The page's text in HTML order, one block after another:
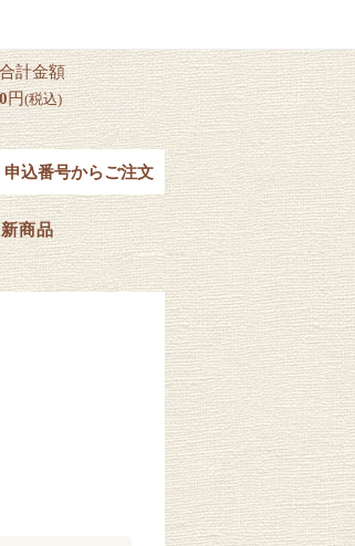
合計金額
0円(税込)
申込番号からご注文
新商品